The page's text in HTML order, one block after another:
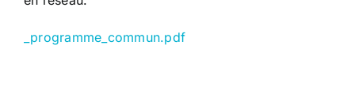
_programme_commun.pdf